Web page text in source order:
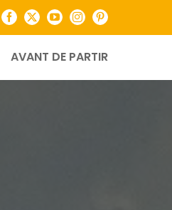
Facebook
X YouTubeInstagramPinterest
AVANT DE PARTIR